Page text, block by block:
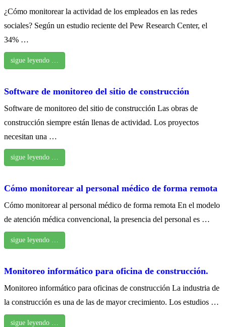
¿Cómo monitorear la actividad de los empleados en las redes
sociales? Según un estudio reciente del Pew Research Center, el
34% …
sigue leyendo …
Software de monitoreo del sitio de construcción
Software de monitoreo del sitio de construcción Las obras de
construcción siempre están llenas de actividad. Los proyectos
necesitan una …
sigue leyendo …
Cómo monitorear al personal médico de forma remota
Cómo monitorear al personal médico de forma remota En el modelo
de atención médica convencional, la presencia del personal es …
sigue leyendo …
Monitoreo informático para oficina de construcción.
Monitoreo informático para oficinas de construcción La industria de
la construcción es una de las de mayor crecimiento. Los estudios …
sigue leyendo …